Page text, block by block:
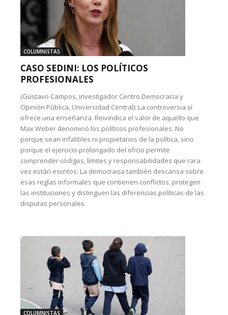
COLUMNISTAS
CASO SEDINI: LOS POLÍTICOS
PROFESIONALES
(Gustavo Campos, investigador Centro Democracia y
Opinión Pública, Universidad Central): La controversia sí
ofrece una enseñanza. Reivindica el valor de aquello que
Max Weber denominó los políticos profesionales. No
porque sean infalibles ni propietarios de la política, sino
porque el ejercicio prolongado del oficio permite
comprender códigos, límites y responsabilidades que rara
vez están escritos. La democracia también descansa sobre
esas reglas informales que contienen conflictos, protegen
las instituciones y distinguen las diferencias políticas de las
disputas personales.
COLUMNISTAS